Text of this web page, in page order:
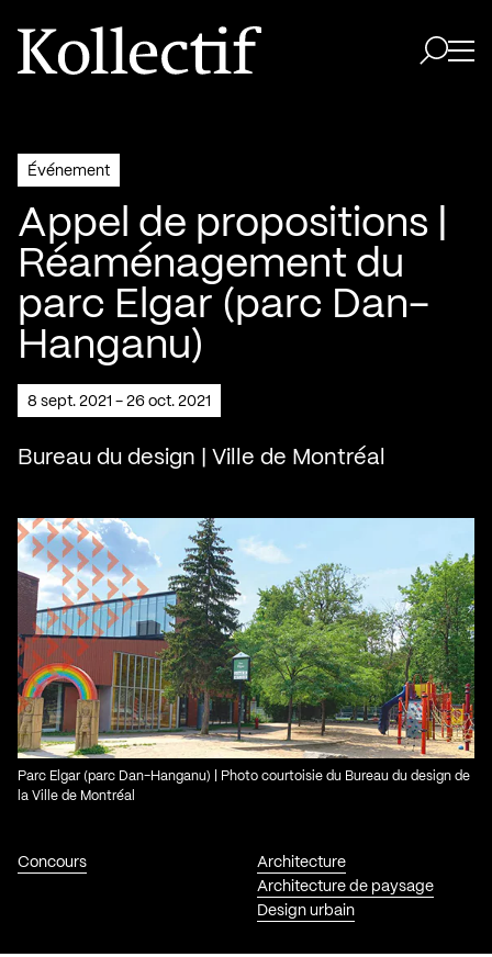
Aller à la page d'accueil
Logo Kollectif
Événement
Appel de propositions |
Réaménagement du
parc Elgar (parc Dan-
Hanganu)
8 sept. 2021 - 26 oct. 2021
Bureau du design | Ville de Montréal
Concours
Architecture
Architecture de paysage
Design urbain
Parc Elgar (parc Dan-Hanganu) | Photo courtoisie du Bureau du design de
la Ville de Montréal